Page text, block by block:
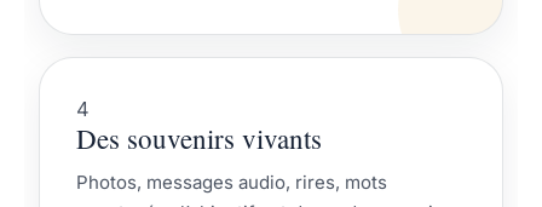
4
Des souvenirs vivants
Photos, messages audio, rires, mots